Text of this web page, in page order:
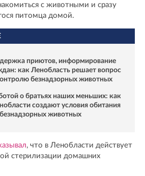
с животными и сразу
питомца домой.
приютов, информирование
как Ленобласть решает вопрос
безнадзорных животных
о братьях наших меньших: как
создают условия обитания
животных
, что в Ленобласти действует
стерилизации домашних